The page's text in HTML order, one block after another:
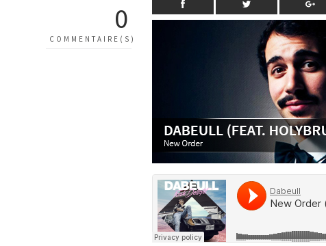
0
COMMENTAIRE(S)